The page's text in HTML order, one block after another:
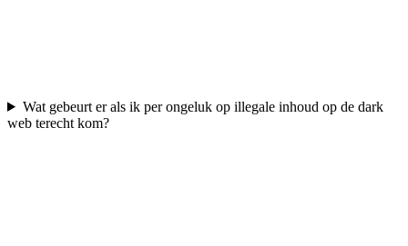
Wat gebeurt er als ik per ongeluk op illegale inhoud op de dark
web terecht kom?